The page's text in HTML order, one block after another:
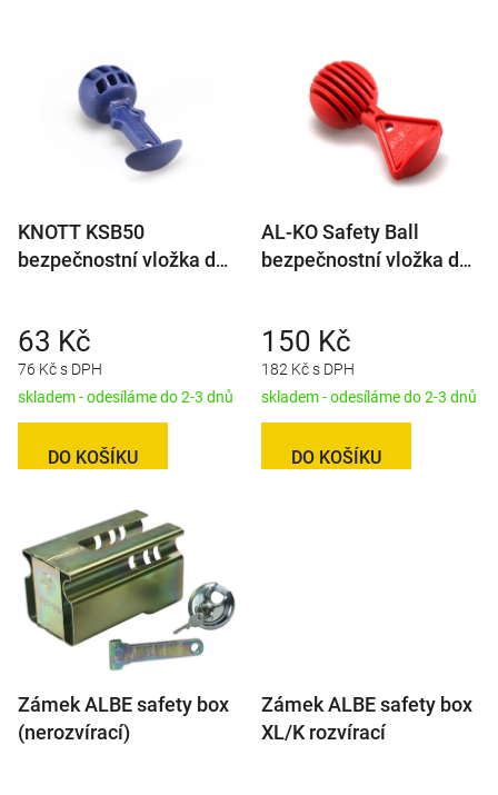
KNOTT KSB50
bezpečnostní vložka do
76 Kč s DPH
63 Kč
skladem - odesíláme do 2-3 dnů
DO KOŠÍKU
AL-KO Safety Ball
bezpečnostní vložka do
182 Kč s DPH
150 Kč
skladem - odesíláme do 2-3 dnů
DO KOŠÍKU
Zámek ALBE safety box
(nerozvírací)
Zámek ALBE safety box
XL/K rozvírací